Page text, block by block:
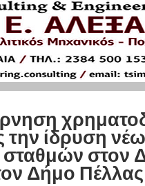
την ίδρυση
στον
Δήμο Πέλλας